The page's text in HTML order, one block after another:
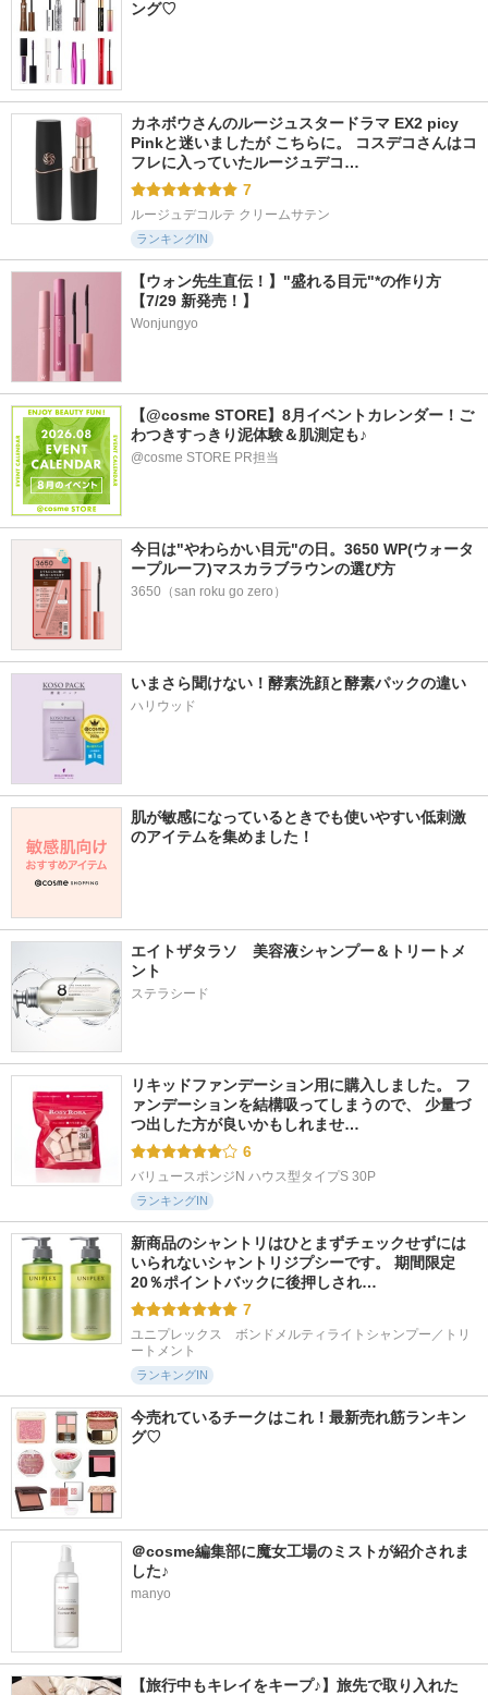
ング♡
カネボウさんのルージュスタードラマ EX2 picy
Pinkと迷いましたが こちらに。 コスデコさんはコ
フレに入っていたルージュデコ…
7
ルージュデコルテ クリームサテン
ランキングIN
【ウォン先生直伝！】"盛れる目元"*の作り方
【7/29 新発売！】
Wonjungyo
【@cosme STORE】8月イベントカレンダー！ご
わつきすっきり泥体験＆肌測定も♪
@cosme STORE PR担当
今日は"やわらかい目元"の日。3650 WP(ウォータ
ープルーフ)マスカラブラウンの選び方
3650（san roku go zero）
いまさら聞けない！酵素洗顔と酵素パックの違い
ハリウッド
肌が敏感になっているときでも使いやすい低刺激
のアイテムを集めました！
エイトザタラソ　美容液シャンプー＆トリートメ
ント
ステラシード
リキッドファンデーション用に購入しました。 フ
ァンデーションを結構吸ってしまうので、 少量づ
つ出した方が良いかもしれませ…
6
バリュースポンジN ハウス型タイプS 30P
ランキングIN
新商品のシャントリはひとまずチェックせずには
いられないシャントリジプシーです。 期間限定
20％ポイントバックに後押しされ…
7
ユニプレックス　ボンドメルティライトシャンプー／トリ
ートメント
ランキングIN
今売れているチークはこれ！最新売れ筋ランキン
グ♡
＠cosme編集部に魔女工場のミストが紹介されま
した♪
manyo
【旅行中もキレイをキープ♪】旅先で取り入れた